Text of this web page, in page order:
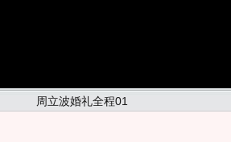
周立波婚礼全程01